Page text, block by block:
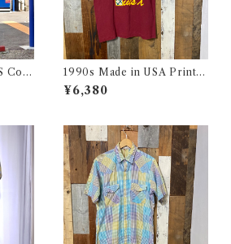
Cott
US
ポ
1990s Made in USA Print T
ee / 90年代 アメリカ製 プリ
ント Tシャツ 古着
¥6,380